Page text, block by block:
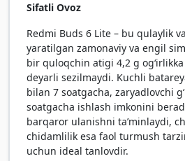
Sifatli Ovoz
Redmi Buds 6 Lite – bu qulaylik
yaratilgan zamonaviy va engil
bir quloqchin atigi 4,2 g
deyarli sezilmaydi. Kuchli
bilan 7 soatgacha, zaryadlovchi
soatgacha ishlash imkonini
barqaror ulanishni ta’minlaydi,
chidamlilik esa faol turmush
uchun ideal tanlovdir.